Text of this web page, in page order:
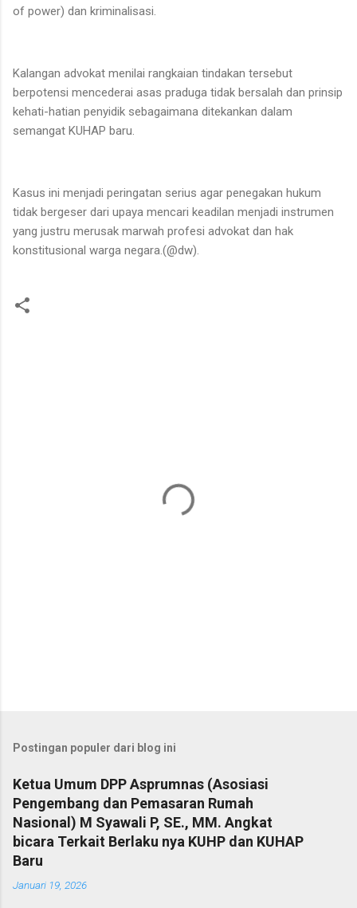
of power) dan kriminalisasi.
Kalangan advokat menilai rangkaian tindakan tersebut
berpotensi mencederai asas praduga tidak bersalah dan prinsip
kehati-hatian penyidik sebagaimana ditekankan dalam
semangat KUHAP baru.
Kasus ini menjadi peringatan serius agar penegakan hukum
tidak bergeser dari upaya mencari keadilan menjadi instrumen
yang justru merusak marwah profesi advokat dan hak
konstitusional warga negara.(@dw).
Postingan populer dari blog ini
Ketua Umum DPP Asprumnas (Asosiasi
Pengembang dan Pemasaran Rumah
Nasional) M Syawali P, SE., MM. Angkat
bicara Terkait Berlaku nya KUHP dan KUHAP
Baru
Januari 19, 2026